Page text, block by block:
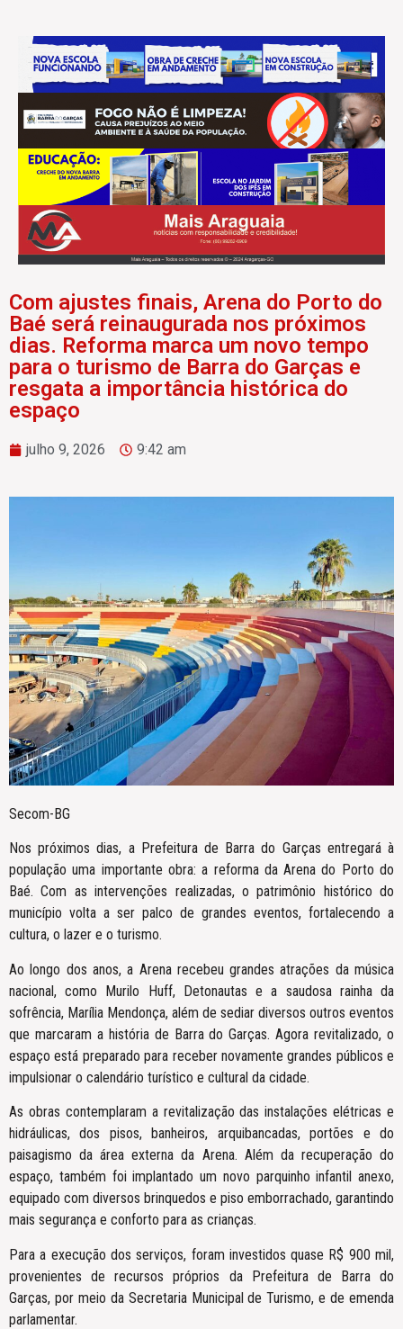
Com ajustes finais, Arena do Porto do
Baé será reinaugurada nos próximos
dias. Reforma marca um novo tempo
para o turismo de Barra do Garças e
resgata a importância histórica do
espaço
julho 9, 2026 9:42 am
Secom-BG
Nos próximos dias, a Prefeitura de Barra do Garças entregará à
população uma importante obra: a reforma da Arena do Porto do
Baé. Com as intervenções realizadas, o patrimônio histórico do
município volta a ser palco de grandes eventos, fortalecendo a
cultura, o lazer e o turismo.
Ao longo dos anos, a Arena recebeu grandes atrações da música
nacional, como Murilo Huff, Detonautas e a saudosa rainha da
sofrência, Marília Mendonça, além de sediar diversos outros eventos
que marcaram a história de Barra do Garças. Agora revitalizado, o
espaço está preparado para receber novamente grandes públicos e
impulsionar o calendário turístico e cultural da cidade.
As obras contemplaram a revitalização das instalações elétricas e
hidráulicas, dos pisos, banheiros, arquibancadas, portões e do
paisagismo da área externa da Arena. Além da recuperação do
espaço, também foi implantado um novo parquinho infantil anexo,
equipado com diversos brinquedos e piso emborrachado, garantindo
mais segurança e conforto para as crianças.
Para a execução dos serviços, foram investidos quase R$ 900 mil,
provenientes de recursos próprios da Prefeitura de Barra do
Garças, por meio da Secretaria Municipal de Turismo, e de emenda
parlamentar.